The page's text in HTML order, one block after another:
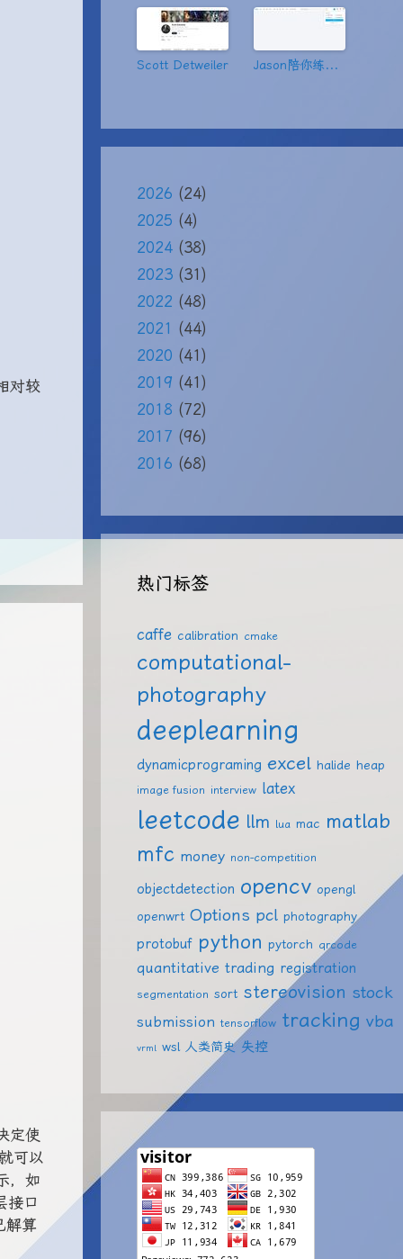
对较
定使
可以
，如
接口
解算
Scott Detweiler Jason陪你练绝技
2026 (24)
2025 (4)
2024 (38)
2023 (31)
2022 (48)
2021 (44)
2020 (41)
2019 (41)
2018 (72)
2017 (96)
2016 (68)
热门标签
caffe calibration cmake
computational-
photography
deeplearning
dynamicprograming excel halide heap
image fusion interview latex
leetcode llm lua mac matlab
mfc money non-competition
objectdetection opencv opengl
openwrt Options pcl photography
protobuf python pytorch qrcode
quantitative trading registration
segmentation sort stereovision stock
submission tensorflow tracking vba
vrml wsl 人类简史 失控